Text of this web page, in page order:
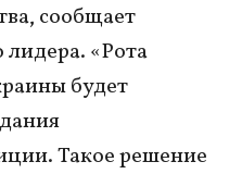
сообщает
лидера. «Рота
будет
Такое решение